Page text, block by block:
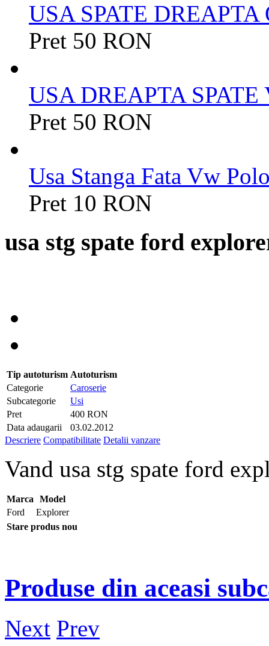
USA SPATE
Pret 50 RON
USA DREAPTA
Pret 50 RON
Usa Stanga Fata Vw
Pret 10 RON
usa stg spate ford
Tip autoturism Autoturism
Categorie
Caroserie
Subcategorie
Usi
Pret
400 RON
Data adaugarii
03.02.2012
Descriere Compatibilitate Detalii vanzare
Vand usa stg spate ford
Marca Model
Ford
Explorer
Stare produs nou
Produse din aceasi
Next Prev